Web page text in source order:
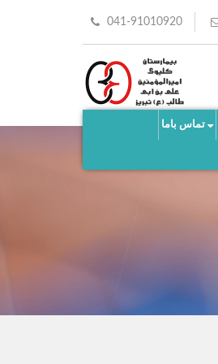
041-91010920
تماس باما